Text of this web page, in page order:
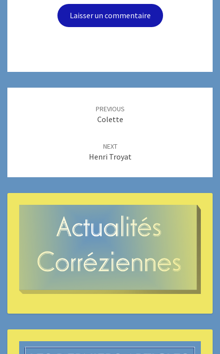
PREVIOUS
Colette
NEXT
Henri Troyat